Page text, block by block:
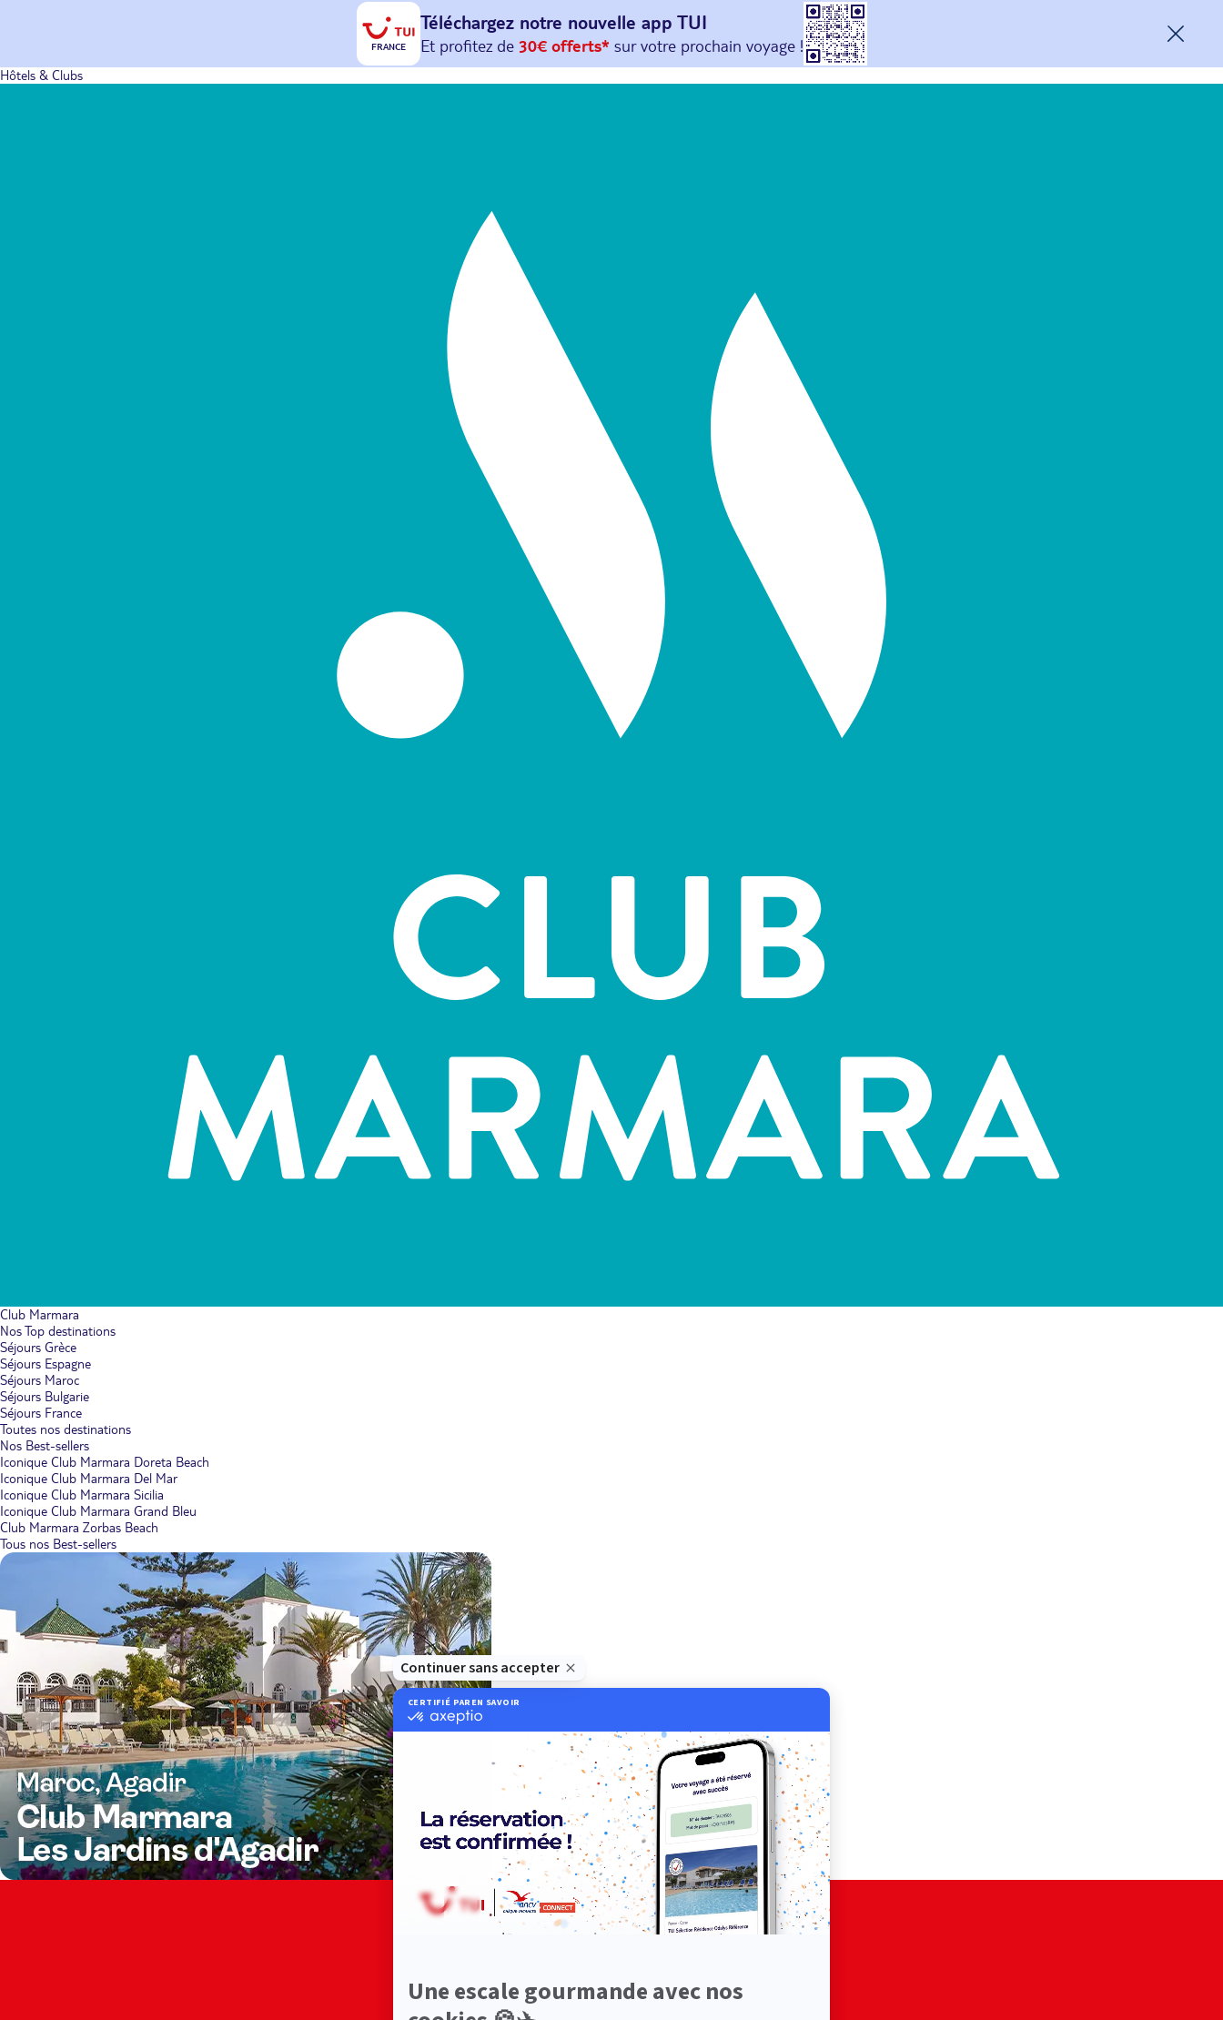
FRANCE
Téléchargez notre nouvelle app TUI
Et profitez de 30€ offerts*sur votreprochain
avec le code : HAPPYAPP
Hôtels & Clubs
Club Marmara
Nos Top destinations
Séjours Grèce
Séjours Espagne
Séjours Maroc
Séjours Bulgarie
Séjours France
Toutes nos destinations
Nos Best-sellers
Iconique Club Marmara Doreta Beach
Iconique Club Marmara Del Mar
Iconique Club Marmara Sicilia
Iconique Club Marmara Grand Bleu
Club Marmara Zorbas Beach
Tous nos Best-sellers